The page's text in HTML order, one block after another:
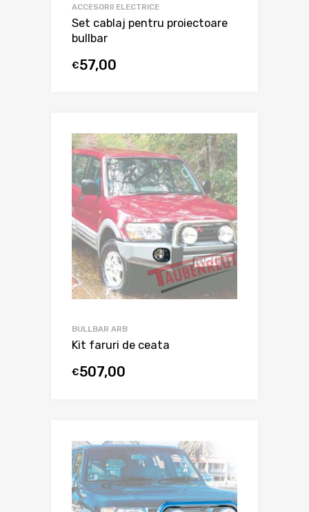
ACCESORII ELECTRICE
Set cablaj pentru proiectoare
bullbar
€57,00
BULLBAR ARB
Kit faruri de ceata
€507,00